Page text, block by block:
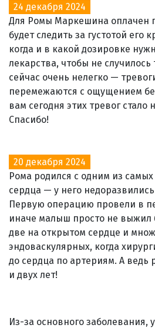
24 декабря 2024
Для Ромы Маркешина оплачен
будет следить за густотой его
когда и в какой дозировке
лекарства, чтобы не случилось
сейчас очень нелегко —
перемежаются с ощущением
вам сегодня этих тревог стало
Спасибо!
20 декабря 2024
Рома родился с одним из
сердца — у него
Первую операцию провели в
иначе малыш просто не выжил
две на открытом сердце и
эндоваскулярных, когда
до сердца по артериям. А ведь
и двух лет!
Из-за основного заболевания,